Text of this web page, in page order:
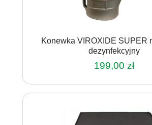
Konewka VIROXIDE SUPER
dezynfekcyjny
199,00 zł